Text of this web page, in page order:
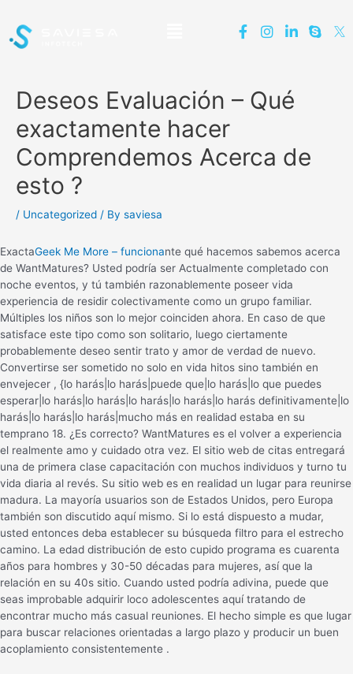
Deseos Evaluación – Qué
exactamente hacer
Comprendemos Acerca de
esto ?
/ Uncategorized / By saviesa
ExactaGeek Me More – funcionante qué hacemos sabemos acerca
de WantMatures? Usted podría ser Actualmente completado con
noche eventos, y tú también razonablemente poseer vida ​​
experiencia de residir colectivamente como un grupo familiar.
Múltiples los niños son lo mejor coinciden ahora. En caso de que
satisface este tipo como son solitario, luego ciertamente
probablemente deseo sentir trato y amor de verdad de nuevo.
Convertirse ser sometido no solo en vida hitos sino también en
envejecer , {lo harás|lo harás|puede que|lo harás|lo que puedes
esperar|lo harás|lo harás|lo harás|lo harás|lo harás definitivamente|lo
harás|lo harás|lo harás|mucho más en realidad estaba en su
temprano 18. ¿Es correcto? WantMatures es el volver a experiencia
el realmente amo y cuidado otra vez. El sitio web de citas entregará
una de primera clase capacitación con muchos individuos y turno tu
vida diaria ​​al revés. Su sitio web es en realidad un lugar para reunirse
madura. La mayoría usuarios son de Estados Unidos, pero Europa
también son discutido aquí mismo. Si lo está dispuesto a mudar,
usted entonces deba establecer su búsqueda filtro para el estrecho
camino. La edad distribución de esto cupido programa es cuarenta
años para hombres y 30-50 décadas para mujeres, así que la
relación en su 40s sitio. Cuando usted podría adivina, puede que
seas improbable adquirir loco adolescentes aquí tratando de
encontrar mucho más casual reuniones. El hecho simple es que lugar
para buscar relaciones orientadas a largo plazo y producir un buen
acoplamiento consistentemente .